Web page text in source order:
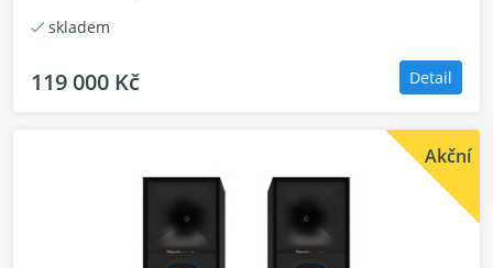
skladem
119 000 Kč Detail
Akční